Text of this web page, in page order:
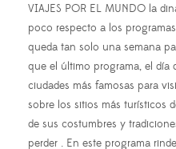
VIAJES POR EL MUNDO la
poco respecto a los
queda tan solo una semana
que el último programa, el día
ciudades más famosas para
sobre los sitios más turísticos
de sus costumbres y
perder . En este programa